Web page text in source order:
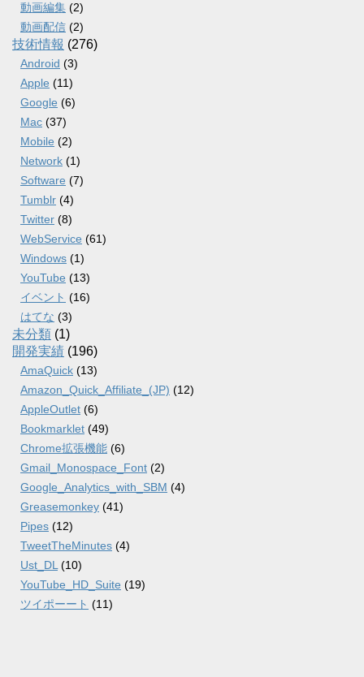
動画編集 (2)
動画配信 (2)
技術情報 (276)
Android (3)
Apple (11)
Google (6)
Mac (37)
Mobile (2)
Network (1)
Software (7)
Tumblr (4)
Twitter (8)
WebService (61)
Windows (1)
YouTube (13)
イベント (16)
はてな (3)
未分類 (1)
開発実績 (196)
AmaQuick (13)
Amazon_Quick_Affiliate_(JP) (12)
AppleOutlet (6)
Bookmarklet (49)
Chrome拡張機能 (6)
Gmail_Monospace_Font (2)
Google_Analytics_with_SBM (4)
Greasemonkey (41)
Pipes (12)
TweetTheMinutes (4)
Ust_DL (10)
YouTube_HD_Suite (19)
ツイポーート (11)